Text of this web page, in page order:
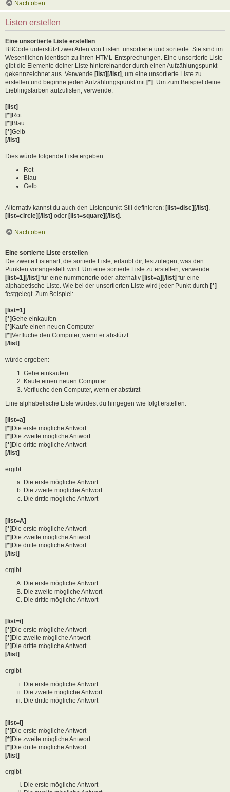
Nach oben
Listen erstellen
Eine unsortierte Liste erstellen
BBCode unterstützt zwei Arten von Listen: unsortierte und sortierte. Sie sind im
Wesentlichen identisch zu ihren HTML-Entsprechungen. Eine unsortierte Liste
gibt die Elemente deiner Liste hintereinander durch einen Aufzählungspunkt
gekennzeichnet aus. Verwende [list][/list] , um eine unsortierte Liste zu
erstellen und beginne jeden Aufzählungspunkt mit [*] . Um zum Beispiel deine
Lieblingsfarben aufzulisten, verwende:
[list]
[*] Rot
[*] Blau
[*]Gelb
[/list]
Dies würde folgende Liste ergeben:
Rot
Blau
Gelb
Alternativ kannst du auch den Listenpunkt-Stil definieren: [list=disc][/list] ,
[list=circle][/list] oder [list=square][/list] .
Nach oben
Eine sortierte Liste erstellen
Die zweite Listenart, die sortierte Liste, erlaubt dir, festzulegen, was den
Punkten vorangestellt wird. Um eine sortierte Liste zu erstellen, verwende
[list=1][/list] für eine nummerierte oder alternativ [list=a][/list] für eine
alphabetische Liste. Wie bei der unsortierten Liste wird jeder Punkt durch [*]
festgelegt. Zum Beispiel:
[list=1]
[*]Gehe einkaufen
[*] Kaufe einen neuen Computer
[*]Verfluche den Computer, wenn er abstürzt
[/list]
würde ergeben:
Gehe einkaufen
Kaufe einen neuen Computer
Verfluche den Computer, wenn er abstürzt
Eine alphabetische Liste würdest du hingegen wie folgt erstellen:
[list=a]
[*]Die erste mögliche Antwort
[*]Die zweite mögliche Antwort
[*]Die dritte mögliche Antwort
[/list]
ergibt
Die erste mögliche Antwort
Die zweite mögliche Antwort
Die dritte mögliche Antwort
[list=A]
[*] Die erste mögliche Antwort
[*] Die zweite mögliche Antwort
[*] Die dritte mögliche Antwort
[/list]
ergibt
Die erste mögliche Antwort
Die zweite mögliche Antwort
Die dritte mögliche Antwort
[list=i]
[*] Die erste mögliche Antwort
[*] Die zweite mögliche Antwort
[*] Die dritte mögliche Antwort
[/list]
ergibt
Die erste mögliche Antwort
Die zweite mögliche Antwort
Die dritte mögliche Antwort
[list=I]
[*]Die erste mögliche Antwort
[*]Die zweite mögliche Antwort
[*]Die dritte mögliche Antwort
[/list]
ergibt
Die erste mögliche Antwort